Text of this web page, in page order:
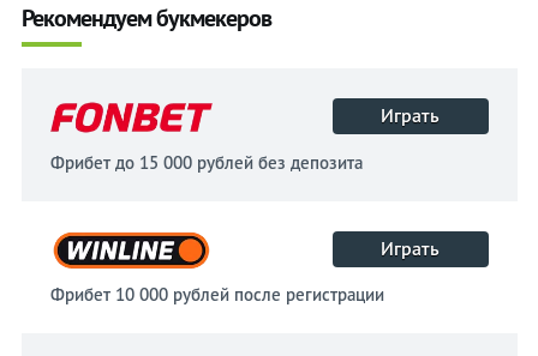
Рекомендуем букмекеров
Играть
Фрибет до 15 000 рублей без депозита
Играть
Фрибет 10 000 рублей после регистрации